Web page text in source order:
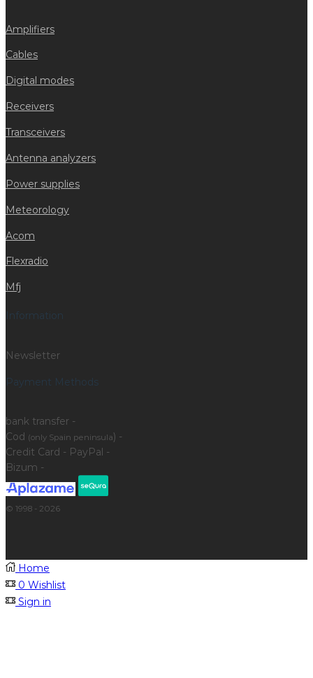
Amplifiers
Cables
Digital modes
Receivers
Transceivers
Antenna analyzers
Power supplies
Meteorology
Acom
Flexradio
Mfj
Information
Newsletter
Payment Methods
bank transfer -
Cod (only Spain peninsula) -
Credit Card - PayPal -
Bizum -
© 1998 - 2026
Home
0 Wishlist
Sign in